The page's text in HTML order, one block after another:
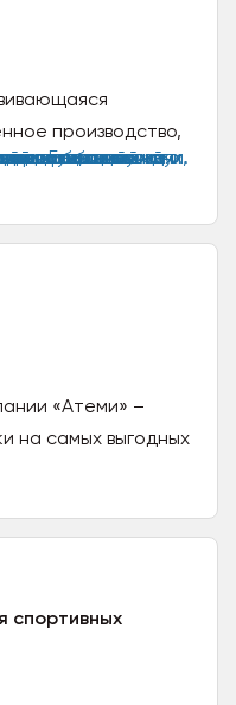
производство,
Мы
«Атеми» –
на самых выгодных
спортивных